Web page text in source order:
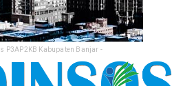
P3AP2KB Kabupaten Banjar -